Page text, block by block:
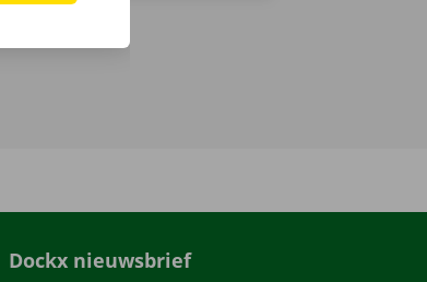
Dockx nieuwsbrief